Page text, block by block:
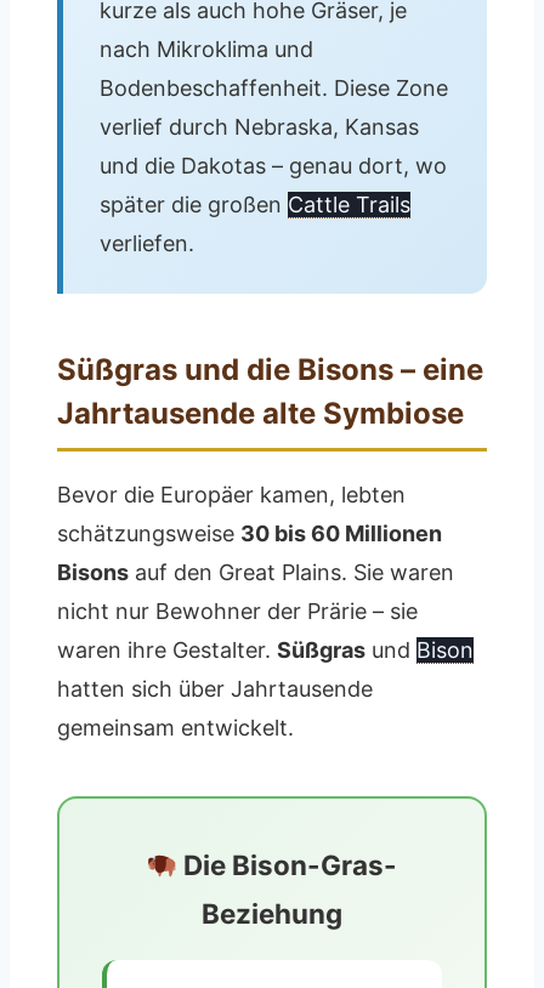
kurze als auch hohe Gräser, je
nach Mikroklima und
Bodenbeschaffenheit. Diese Zone
verlief durch Nebraska, Kansas
und die Dakotas – genau dort, wo
später die großen Cattle Trails
verliefen.
Süßgras und die Bisons – eine
Jahrtausende alte Symbiose
Bevor die Europäer kamen, lebten
schätzungsweise 30 bis 60 Millionen
Bisons auf den Great Plains. Sie waren
nicht nur Bewohner der Prärie – sie
waren ihre Gestalter. Süßgras und Bison
hatten sich über Jahrtausende
gemeinsam entwickelt.
Die Bison-Gras-
Beziehung